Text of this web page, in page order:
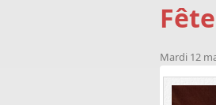
Mardi 12